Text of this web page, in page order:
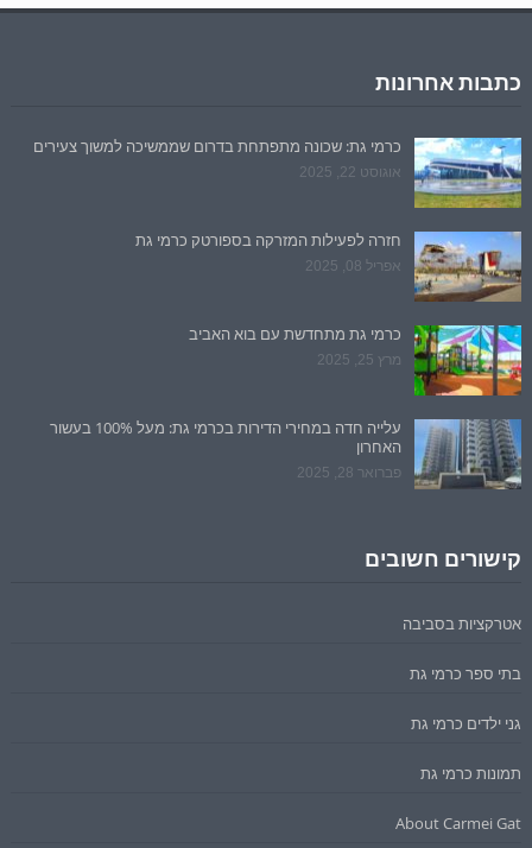
כתבות אחרונות
כרמי גת: שכונה מתפתחת בדרום שממשיכה למשוך צעירים
אוגוסט 22, 2025
חזרה לפעילות המזרקה בספורטק כרמי גת
אפריל 08, 2025
כרמי גת מתחדשת עם בוא האביב
מרץ 25, 2025
עלייה חדה במחירי הדירות בכרמי גת: מעל 100% בעשור
האחרון
פברואר 28, 2025
קישורים חשובים
אטרקציות בסביבה
בתי ספר כרמי גת
גני ילדים כרמי גת
תמונות כרמי גת
About Carmei Gat